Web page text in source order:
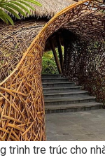
trình tre trúc cho